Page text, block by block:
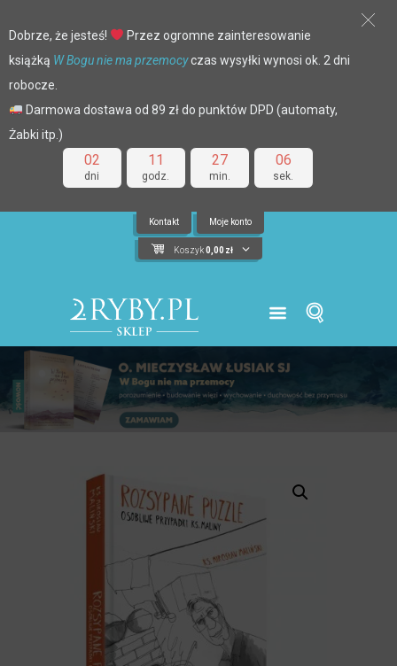
02
dni
11
godz.
27
min.
05
sek.
Dobrze, że jesteś!
Przez ogromne zainteresowanie
książką W Bogu nie ma przemocyczas wysyłki wynosi ok. 2 dni
robocze.
Darmowa dostawa od 89 zł do punktów DPD (automaty,
Żabki itp.)
Kontakt Moje konto
Koszyk 0,00 zł